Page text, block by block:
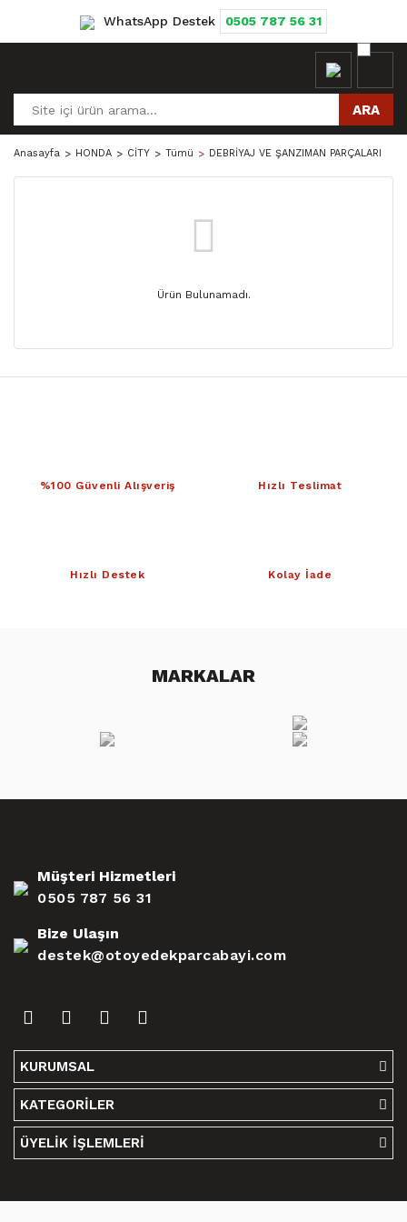
WhatsApp Destek 0505 787 56 31
ARA
Anasayfa HONDA CİTY Tümü DEBRİYAJ VE ŞANZIMAN PARÇALARI
Ürün Bulunamadı.
%100 Güvenli Alışveriş Hızlı Teslimat
Hızlı Destek Kolay İade
MARKALAR
Müşteri Hizmetleri
0505 787 56 31
Bize Ulaşın
destek@otoyedekparcabayi.com
KURUMSAL
KATEGORİLER
ÜYELİK İŞLEMLERİ